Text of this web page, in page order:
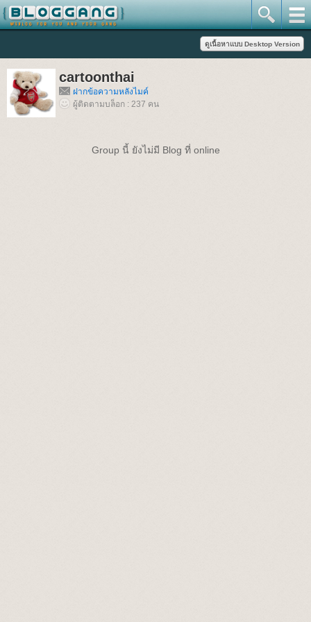
cartoonthai
ฝากข้อความหลังไมค์
ผู้ติดตามบล็อก : 237 คน
Group นี้ ยังไม่มี Blog ที่ online